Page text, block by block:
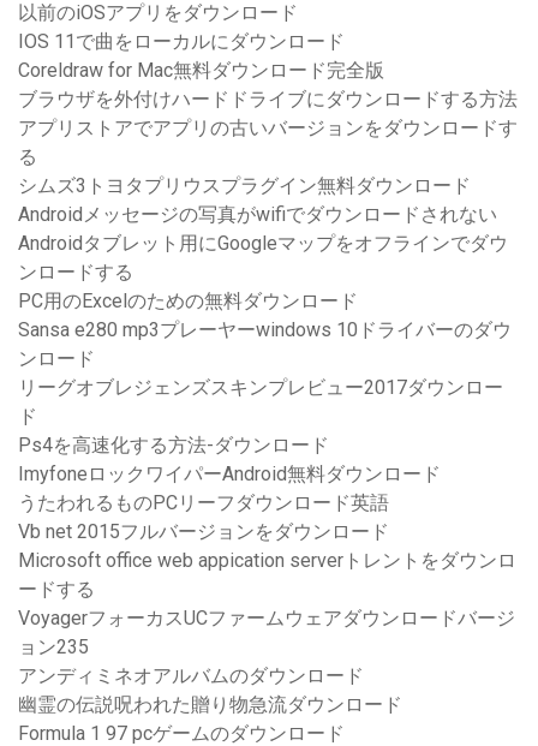
以前のiOSアプリをダウンロード
IOS 11で曲をローカルにダウンロード
Coreldraw for Mac無料ダウンロード完全版
ブラウザを外付けハードドライブにダウンロードする方法
アプリストアでアプリの古いバージョンをダウンロードす
る
シムズ3トヨタプリウスプラグイン無料ダウンロード
Androidメッセージの写真がwifiでダウンロードされない
Androidタブレット用にGoogleマップをオフラインでダウ
ンロードする
PC用のExcelのための無料ダウンロード
Sansa e280 mp3プレーヤーwindows 10ドライバーのダウ
ンロード
リーグオブレジェンズスキンプレビュー2017ダウンロー
ド
Ps4を高速化する方法-ダウンロード
ImyfoneロックワイパーAndroid無料ダウンロード
うたわれるものPCリーフダウンロード英語
Vb net 2015フルバージョンをダウンロード
Microsoft office web appication serverトレントをダウンロ
ードする
VoyagerフォーカスUCファームウェアダウンロードバージ
ョン235
アンディミネオアルバムのダウンロード
幽霊の伝説呪われた贈り物急流ダウンロード
Formula 1 97 pcゲームのダウンロード